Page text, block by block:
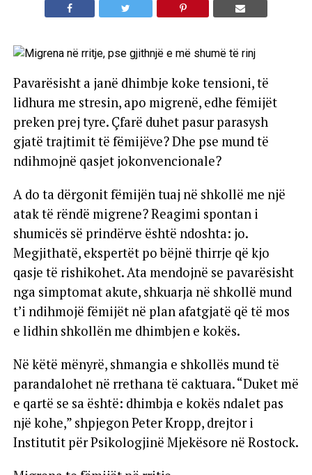
Pavarësisht a janë dhimbje koke tensioni, të
lidhura me stresin, apo migrenë, edhe fëmijët
preken prej tyre. Çfarë duhet pasur parasysh
gjatë trajtimit të fëmijëve? Dhe pse mund të
ndihmojnë qasjet jokonvencionale?
A do ta dërgonit fëmijën tuaj në shkollë me një
atak të rëndë migrene? Reagimi spontan i
shumicës së prindërve është ndoshta: jo.
Megjithatë, ekspertët po bëjnë thirrje që kjo
qasje të rishikohet. Ata mendojnë se pavarësisht
nga simptomat akute, shkuarja në shkollë mund
t’i ndihmojë fëmijët në plan afatgjatë që të mos
e lidhin shkollën me dhimbjen e kokës.
Në këtë mënyrë, shmangia e shkollës mund të
parandalohet në rrethana të caktuara. “Duket më
e qartë se sa është: dhimbja e kokës ndalet pas
një kohe,” shpjegon Peter Kropp, drejtor i
Institutit për Psikologjinë Mjekësore në Rostock.